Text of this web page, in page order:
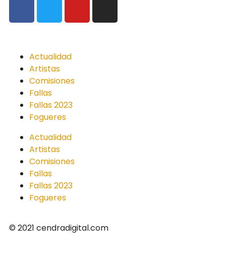
Actualidad
Artistas
Comisiones
Fallas
Fallas 2023
Fogueres
Actualidad
Artistas
Comisiones
Fallas
Fallas 2023
Fogueres
© 2021 cendradigital.com